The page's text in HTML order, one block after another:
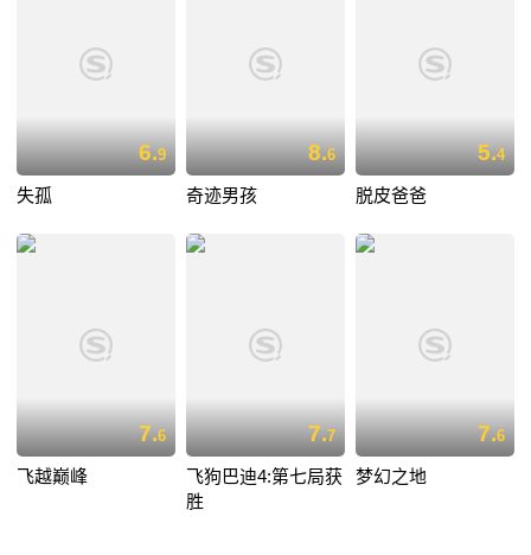
6.9
失孤
8.6
奇迹男孩
5.4
脱皮爸爸
7.6
飞越巅峰
7.7
飞狗巴迪4:第七局获
胜
7.6
梦幻之地